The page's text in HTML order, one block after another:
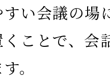
い会議の場
ことで、会
。